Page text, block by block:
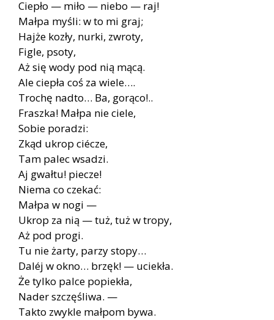
Ciepło — miło — niebo — raj!
Małpa myśli: w to mi graj;
Hajże kozły, nurki, zwroty,
Figle, psoty,
Aż się wody pod nią mącą.
Ale ciepła coś za wiele….
Trochę nadto… Ba, gorąco!..
Fraszka! Małpa nie ciele,
Sobie poradzi:
Zkąd ukrop ciécze,
Tam palec wsadzi.
Aj gwałtu! piecze!
Niema co czekać:
Małpa w nogi —
Ukrop za nią — tuż, tuż w tropy,
Aż pod progi.
Tu nie żarty, parzy stopy…
Daléj w okno… brzęk! — uciekła.
Że tylko palce popiekła,
Nader szczęśliwa. —
Takto zwykle małpom bywa.